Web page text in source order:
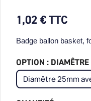
1,02 €TTC
Badge ballon basket,
OPTION :